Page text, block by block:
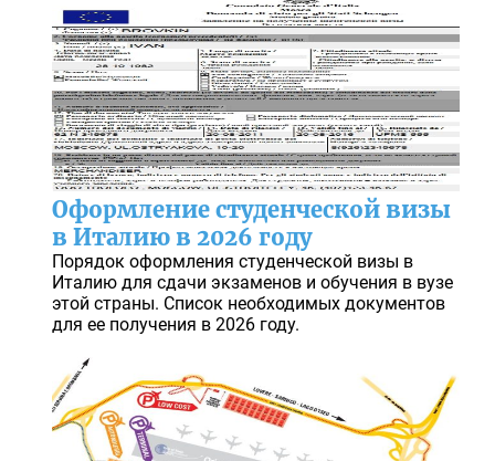
Оформление студенческой визы
в Италию в 2026 году
Порядок оформления студенческой визы в
Италию для сдачи экзаменов и обучения в вузе
этой страны. Список необходимых документов
для ее получения в 2026 году.